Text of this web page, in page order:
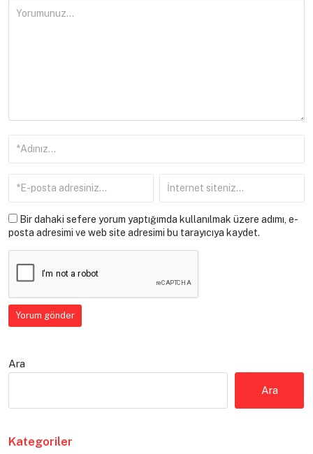
Bir dahaki sefere yorum yaptığımda kullanılmak üzere adımı, e-
posta adresimi ve web site adresimi bu tarayıcıya kaydet.
Ara
Ara
Kategoriler